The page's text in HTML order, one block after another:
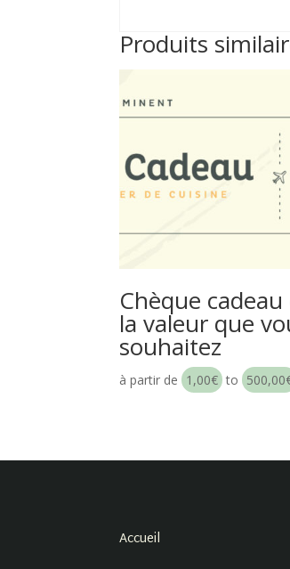
Produits
Chèque cadeau
la valeur que
souhaitez
à partir de 1,00€ to 500,00
Accueil